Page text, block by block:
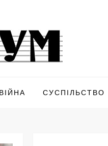
ВІЙНА СУСПІЛЬСТВО